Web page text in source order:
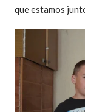
que estamos